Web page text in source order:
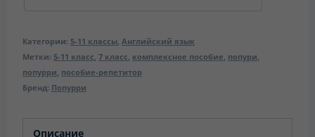
Категории: 5-11 классы Английский язык
Метки: 5-11 класс 7 класс комплексное пособие попури
попурри пособие-репетитор
Бренд: Попурри
Описание